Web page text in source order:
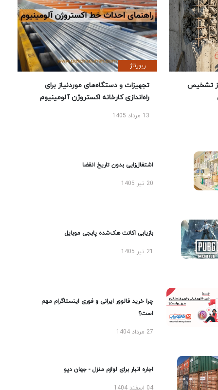
تشخیص
رپورتاژ
تجهیزات و دستگاه‌های موردنیاز برای
راه‌اندازی کارخانه اکستروژن آلومینیوم
13 مرداد 1405
اشتغال‌زایی بدون تاریخ انقضا
20 تیر 1405
بازیابی اکانت هک‌شده پابجی موبایل
چرا خرید فالوور ایرانی و فوری اینستاگرام مهم
است؟
27 مرداد 1404
اجاره انبار برای لوازم منزل - جهان دپو
04 اسفند 1404